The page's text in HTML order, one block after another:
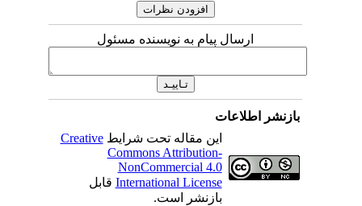
ارسال پیام به نویسنده مسئول
بازنشر اطلاعات
این مقاله تحت شرایطCreative
Commons Attribution-
NonCommercial 4.0
International Licenseقابل
بازنشر است.